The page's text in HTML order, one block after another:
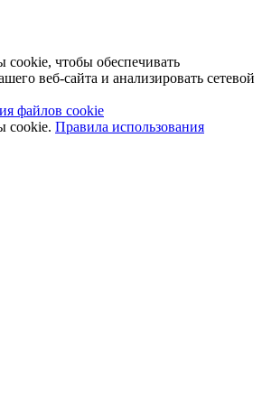
чтобы обеспечивать
веб-сайта и анализировать сетевой
файлов cookie
cookie. Правила использования